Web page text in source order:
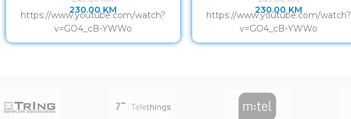
230.00 KM
https://www.youtube.com/watch?
v=GO4_cB-YWWo
230.00 KM
https://www.youtube.com/watch?
v=GO4_cB-YWWo